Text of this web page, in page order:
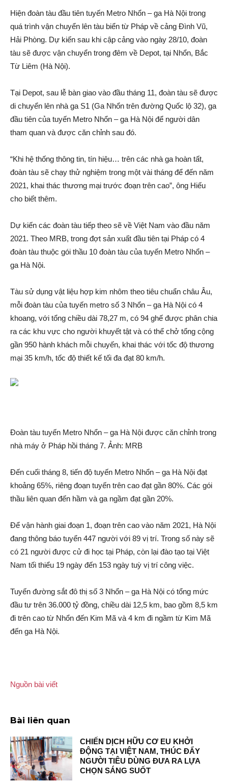
Hiện đoàn tàu đầu tiên tuyến Metro Nhổn – ga Hà Nội trong
quá trình vận chuyển lên tàu biển từ Pháp về cảng Đình Vũ,
Hải Phòng. Dự kiến sau khi cập cảng vào ngày 28/10, đoàn
tàu sẽ được vận chuyển trong đêm về Depot, tại Nhổn, Bắc
Từ Liêm (Hà Nội).
Tại Depot, sau lễ bàn giao vào đầu tháng 11, đoàn tàu sẽ được
di chuyển lên nhà ga S1 (Ga Nhổn trên đường Quốc l‌ộ 32), ga
đầu tiên của tuyến Metro Nhổn – ga Hà Nội để người dân
tham quan và được căn chỉnh sau đó.
“Khi hệ thống thông tin, tín hiệu… trên các nhà ga hoàn tất,
đoàn tàu sẽ chạy thử nghiệm trong một vài tháng để đến năm
2021, khai thác thương mại trước đoạn trên cao”, ông Hiếu
cho biết thêm.
Dự kiến các đoàn tàu tiếp theo sẽ về Việt Nam vào đầu năm
2021. Theo MRB, trong đợt sản xuất đầu tiên tại Pháp có 4
đoàn tàu thuộc gói thầu 10 đoàn tàu của tuyến Metro Nhổn –
ga Hà Nội.
Tàu sử dụng vật liệu hợp kim nhôm theo tiêu chuẩn châu Âu,
mỗi đoàn tàu của tuyến metro số 3 Nhổn – ga Hà Nội có 4
khoang, với tổng chiều dài 78,27 m, có 94 ghế được phân chia
ra các khu vực cho người khuy‌ết tật và có thể chở tổng cộng
gần 950 hành khách mỗi chuyến, khai thác với tốc độ thương
mại 35 km/h, tốc độ thiết kế tối đa đạt 80 km/h.
Đoàn tàu tuyến Metro Nhổn – ga Hà Nội được căn chỉnh trong
nhà máy ở Pháp hồi tháng 7. Ảnh: MRB
Đến cuối tháng 8, tiến độ tuyến Metro Nhổn – ga Hà Nội đạt
khoảng 65%, riêng đoạn tuyến trên cao đạt gần 80%. Các gói
thầu liên quan đến hầm và ga ngầm đạt gần 20%.
Để vận hành giai đoạn 1, đoạn trên cao vào năm 2021, Hà Nội
đang thông báo tuyển 447 người với 89 vị trí. Trong số này sẽ
có 21 người được cử đi học tại Pháp, còn lại đào tạo tại Việt
Nam tối thiểu 19 ngày đến 153 ngày tuỳ vị trí công việc.
Tuyến đường sắt đô thị số 3 Nhổn – ga Hà Nội có tổng mức
đầu tư trên 36.000 tỷ đồng, chiều dài 12,5 km, bao gồm 8,5 km
đi trên cao từ Nhổn đến Kim Mã và 4 km đi ngầm từ Kim Mã
đến ga Hà Nội.
Nguồn bài viết
Bài liên quan
CHIẾN DỊCH HỮU CƠ EU KHỞI
ĐỘNG TẠI VIỆT NAM, THÚC ĐẨY
NGƯỜI TIÊU DÙNG ĐƯA RA LỰA
CHỌN SÁNG SUỐT